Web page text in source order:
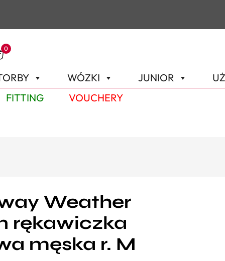
0
WÓZKI JUNIOR
FITTING VOUCHERY
Weather
rękawiczka
męska r. M